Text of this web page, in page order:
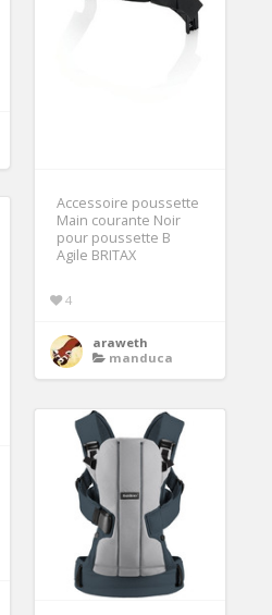
Accessoire poussette
Main courante Noir
pour poussette B
Agile BRITAX
4
araweth
manduca